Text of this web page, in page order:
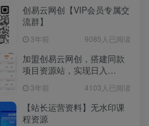
创易云网创【VIP会员专属交
流群】
3年前 9085人已阅读
加盟创易云网创，搭建同款
项目资源站，实现日入
3年前 4103人已阅读
【站长运营资料】无水印课
程资源